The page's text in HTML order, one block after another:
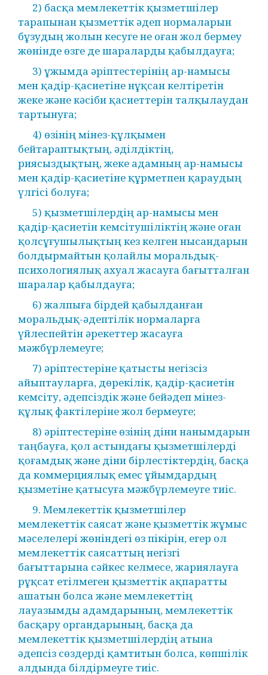
2) басқа мемлекеттік қызметшілер
тарапынан қызметтік әдеп нормаларын
бұзудың жолын кесуге не оған жол бермеу
жөнінде өзге де шараларды қабылдауға;
3) ұжымда әріптестерінің ар-намысы
мен қадір-қасиетіне нұқсан келтіретін
жеке және кәсіби қасиеттерін талқылаудан
тартынуға;
4) өзінің мінез-құлқымен
бейтараптықтың, әділдіктің,
риясыздықтың, жеке адамның ар-намысы
мен қадір-қасиетіне құрметпен қараудың
үлгісі болуға;
5) қызметшілердің ар-намысы мен
қадір-қасиетін кемсітушіліктің және оған
қолсұғушылықтың кез келген нысандарын
болдырмайтын қолайлы моральдық-
психологиялық ахуал жасауға бағытталған
шаралар қабылдауға;
6) жалпыға бірдей қабылданған
моральдық-әдептілік нормаларға
үйлеспейтін әрекеттер жасауға
мәжбүрлемеуге;
7) әріптестеріне қатысты негізсіз
айыптауларға, дөрекілік, қадір-қасиетін
кемсіту, әдепсіздік және бейәдеп мінез-
құлық фактілеріне жол бермеуге;
8) әріптестеріне өзінің діни нанымдарын
таңбауға, қол астындағы қызметшілерді
қоғамдық және діни бірлестіктердің, басқа
да коммерциялық емес ұйымдардың
қызметіне қатысуға мәжбүрлемеуге тиіс.
9. Мемлекеттік қызметшілер
мемлекеттік саясат және қызметтік жұмыс
мәселелері жөніндегі өз пікірін, егер ол
мемлекеттік саясаттың негізгі
бағыттарына сәйкес келмесе, жариялауға
рұқсат етілмеген қызметтік ақпаратты
ашатын болса және мемлекеттің
лауазымды адамдарының, мемлекеттік
басқару органдарының, басқа да
мемлекеттік қызметшілердің атына
әдепсіз сөздерді қамтитын болса, көпшілік
алдында білдірмеуге тиіс.